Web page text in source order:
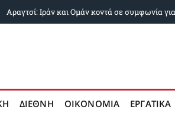
ΔΙΕΘΝΗ ΟΙΚΟΝΟΜΙΑ ΕΡΓΑΤΙΚΑ